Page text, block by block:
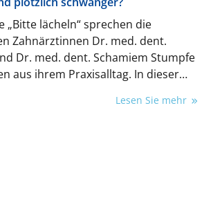
„Bitte lächeln“ sprechen die
Zahnärztinnen Dr. med. dent.
Dr. med. dent. Schamiem Stumpfe
aus ihrem Praxisalltag. In dieser
Lesen Sie mehr